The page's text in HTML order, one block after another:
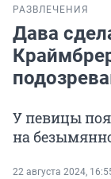
РАЗВЛЕЧЕНИЯ
Дава
У певицы
на
22 августа 2024,